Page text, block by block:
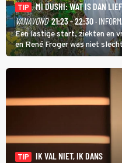
TIP
MI DUSHI: WAT IS DAN
VANAVOND 21:23 - 22:30 ·
Een lastige start, ziekten en
en René Froger was niet
Wat Is Dan Liefde? neemt
uit vissen om het over de
TIP
IK VAL NIET, IK DANS